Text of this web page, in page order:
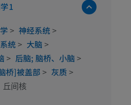
1
> 神经系统>
统> 大脑 >
> 后脑; 脑桥、小脑 >
桥]被盖部 > 灰质>
丘间核